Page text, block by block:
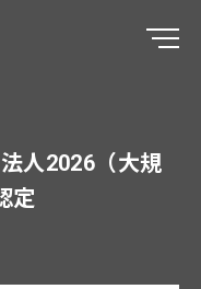
人2026（大規
定